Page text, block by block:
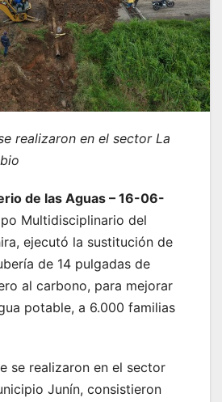
realizaron en el sector La
de las Aguas – 16-06-
Multidisciplinario del
ejecutó la sustitución de
de 14 pulgadas de
al carbono, para mejorar
potable, a 6.000 familias
se realizaron en el sector
Junín, consistieron